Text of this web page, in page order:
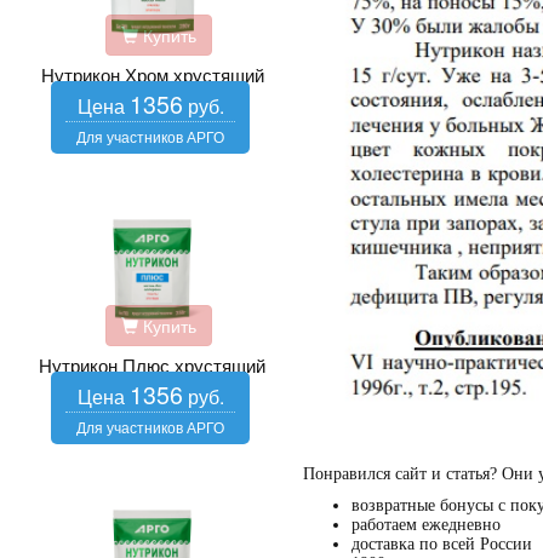
Купить
Нутрикон Хром хрустящий
1356
Купить
Нутрикон Плюс хрустящий
1356
Понравился сайт и статья? Они
возвратные бонусы с
работаем ежедневно
доставка по всей России